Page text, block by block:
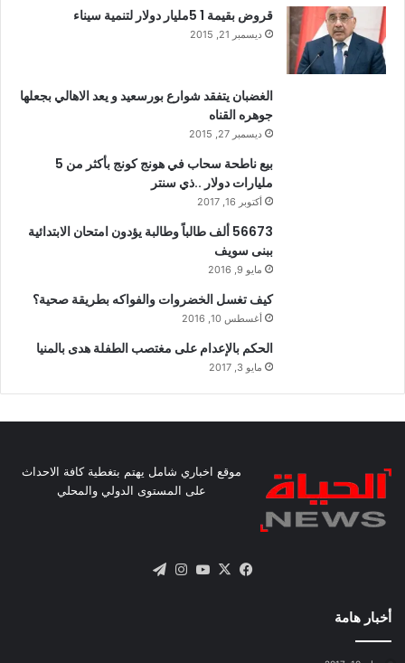
قروض بقيمة 1 5مليار دولار لتنمية سيناء
ديسمبر 21, 2015
الغضبان يتفقد شوارع بورسعيد و يعد الاهالي بجعلها
جوهره القناه
ديسمبر 27, 2015
بيع ناطحة سحاب في هونج كونج بأكثر من 5
مليارات دولار ..ذي سنتر
أكتوبر 16, 2017
56673 ألف طالباً وطالبة يؤدون امتحان الابتدائية
ببنى سويف
مايو 9, 2016
كيف تغسل الخضروات والفواكه بطريقة صحية؟
أغسطس 10, 2016
الحكم بالإعدام على مغتصب الطفلة هدى بالمنيا
مايو 3, 2017
موقع اخباري شامل يهتم بتغطية كافة الاحداث
على المستوى الدولي والمحلي
فيسبوك
X يوتيوبانستقرام
أخبار هامة